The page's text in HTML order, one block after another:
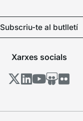
Subscriu-te al butlletí
Xarxes socials